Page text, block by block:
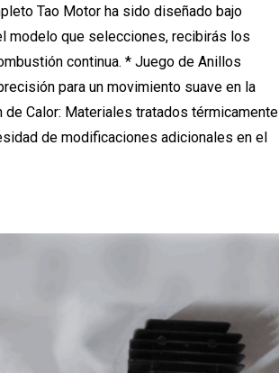
Tao Motor ha sido diseñado bajo
modelo que selecciones, recibirás los
continua. * Juego de Anillos
para un movimiento suave en la
Calor: Materiales tratados térmicamente
de modificaciones adicionales en el